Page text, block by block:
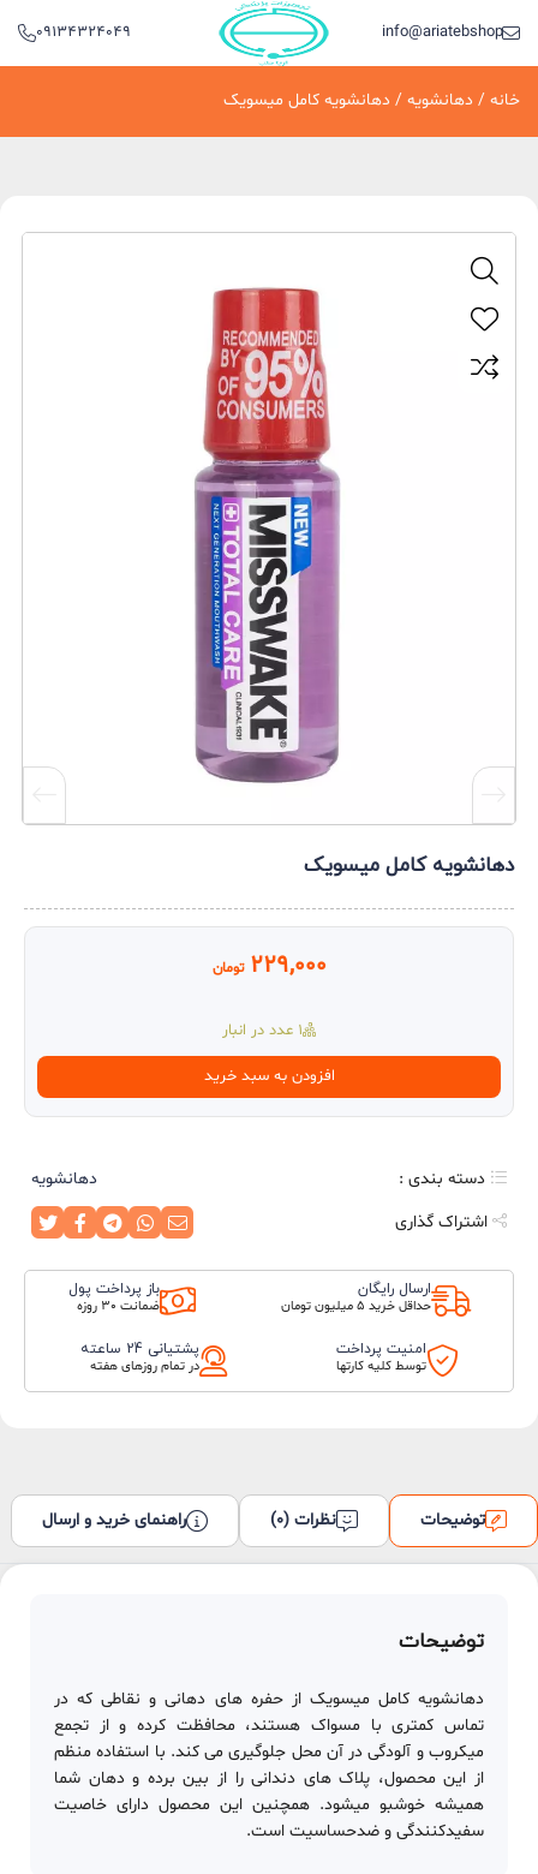
info@ariatebshop.ir
09134324049
خانه / دهانشویه / دهانشویه کامل میسویک
دهانشویه کامل میسویک
229,000 تومان
1 عدد در انبار
دهانشویه
کامل
میسویک
افزودن به سبد خرید
دسته بندی :
دهانشویه
اشتراک گذاری
ارسال رایگان
حداقل خرید 5 میلیون تومان
باز پرداخت پول
ضمانت 30 روزه
امنیت پرداخت
توسط کلیه کارتها
پشتیانی 24 ساعته
در تمام روزهای هفته
توضیحات نظرات (0) راهنمای خرید و ارسال
توضیحات
دهانشویه کامل میسویک از حفره های دهانی و نقاطی که در
تماس کمتری با مسواک هستند، محافظت کرده و از تجمع
میکروب و آلودگی در آن محل جلوگیری می کند. با استفاده منظم
از این محصول، پلاک های دندانی را از بین برده و دهان شما
همیشه خوشبو میشود. همچنین این محصول دارای خاصیت
سفیدکنندگی و ضدحساسیت است.